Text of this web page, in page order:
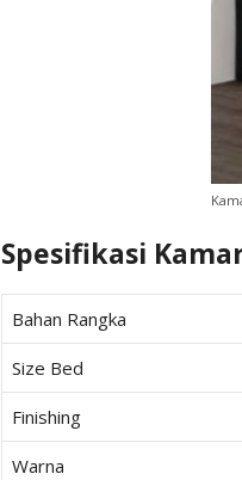
Spesifikasi
Bahan Rangka
Size Bed
Finishing
Warna